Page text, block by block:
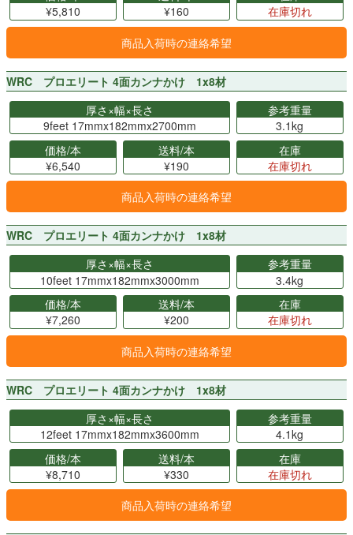
¥5,810
¥160
在庫切れ
商品入荷時の連絡希望
WRC プロエリート 4面カンナかけ 1x8材
厚さ×幅×長さ
9feet 17mmx182mmx2700mm
参考重量
3.1kg
価格/本
¥6,540
送料/本
¥190
在庫
在庫切れ
商品入荷時の連絡希望
WRC プロエリート 4面カンナかけ 1x8材
厚さ×幅×長さ
10feet 17mmx182mmx3000mm
参考重量
3.4kg
価格/本
¥7,260
送料/本
¥200
在庫
在庫切れ
商品入荷時の連絡希望
WRC プロエリート 4面カンナかけ 1x8材
厚さ×幅×長さ
12feet 17mmx182mmx3600mm
参考重量
4.1kg
価格/本
¥8,710
送料/本
¥330
在庫
在庫切れ
商品入荷時の連絡希望